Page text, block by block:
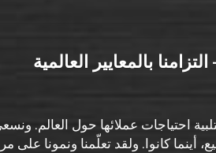
بالمعايير العالمية
احتياجات عملائها حول العالم.
أينما كانوا. ولقد تعلّمنا ونمونا على